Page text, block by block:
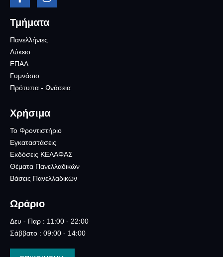
Τμήματα
Πανελλήνιες
Λύκειο
ΕΠΑΛ
Γυμνάσιο
Πρότυπα - Ωνάσεια
Χρήσιμα
Το Φροντιστήριο
Εγκαταστάσεις
Εκδόσεις ΚΕΛΑΦΑΣ
Θέματα Πανελλαδικών
Βάσεις Πανελλαδικών
Ωράριο
Δευ - Παρ : 11:00 - 22:00
Σάββατο : 09:00 - 14:00